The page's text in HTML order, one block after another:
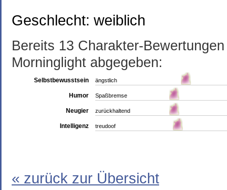
Geschlecht: weiblich
Bereits 13 Charakter-
Morninglight abgegeben:
Selbstbewusstsein ängstlich
Humor Spaßbremse
Neugier zurückhaltend
Intelligenz treudoof
« zurück zur Übersicht